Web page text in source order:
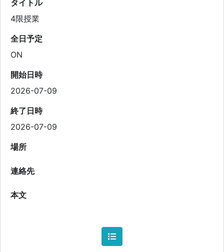
タイトル
4限授業
全日予定
ON
開始日時
2026-07-09
終了日時
2026-07-09
場所
連絡先
本文